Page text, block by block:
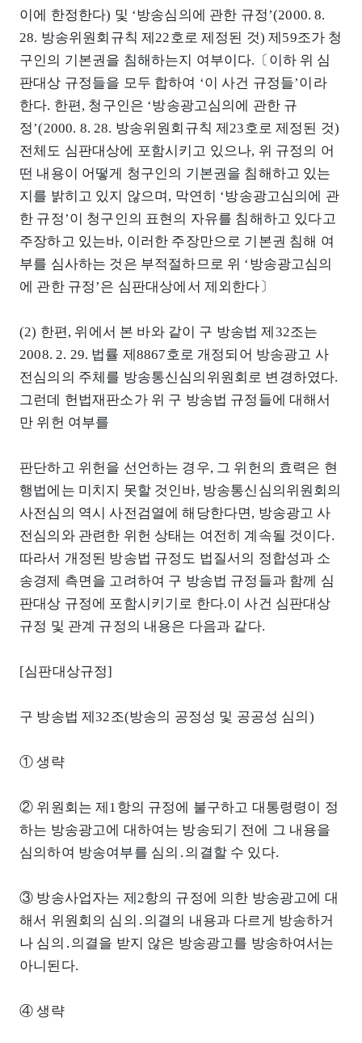
이에 한정한다) 및 ‘방송심의에 관한 규정’(2000. 8.
28. 방송위원회규칙 제22호로 제정된 것) 제59조가 청
구인의 기본권을 침해하는지 여부이다.〔이하 위 심
판대상 규정들을 모두 합하여 ‘이 사건 규정들’이라
한다. 한편, 청구인은 ‘방송광고심의에 관한 규
정’(2000. 8. 28. 방송위원회규칙 제23호로 제정된 것)
전체도 심판대상에 포함시키고 있으나, 위 규정의 어
떤 내용이 어떻게 청구인의 기본권을 침해하고 있는
지를 밝히고 있지 않으며, 막연히 ‘방송광고심의에 관
한 규정’이 청구인의 표현의 자유를 침해하고 있다고
주장하고 있는바, 이러한 주장만으로 기본권 침해 여
부를 심사하는 것은 부적절하므로 위 ‘방송광고심의
에 관한 규정’은 심판대상에서 제외한다〕
(2) 한편, 위에서 본 바와 같이 구 방송법 제32조는
2008. 2. 29. 법률 제8867호로 개정되어 방송광고 사
전심의의 주체를 방송통신심의위원회로 변경하였다.
그런데 헌법재판소가 위 구 방송법 규정들에 대해서
만 위헌 여부를
판단하고 위헌을 선언하는 경우, 그 위헌의 효력은 현
행법에는 미치지 못할 것인바, 방송통신심의위원회의
사전심의 역시 사전검열에 해당한다면, 방송광고 사
전심의와 관련한 위헌 상태는 여전히 계속될 것이다.
따라서 개정된 방송법 규정도 법질서의 정합성과 소
송경제 측면을 고려하여 구 방송법 규정들과 함께 심
판대상 규정에 포함시키기로 한다.이 사건 심판대상
규정 및 관계 규정의 내용은 다음과 같다.
[심판대상규정]
구 방송법 제32조(방송의 공정성 및 공공성 심의)
① 생략
② 위원회는 제1항의 규정에 불구하고 대통령령이 정
하는 방송광고에 대하여는 방송되기 전에 그 내용을
심의하여 방송여부를 심의․의결할 수 있다.
③ 방송사업자는 제2항의 규정에 의한 방송광고에 대
해서 위원회의 심의․의결의 내용과 다르게 방송하거
나 심의․의결을 받지 않은 방송광고를 방송하여서는
아니된다.
④ 생략